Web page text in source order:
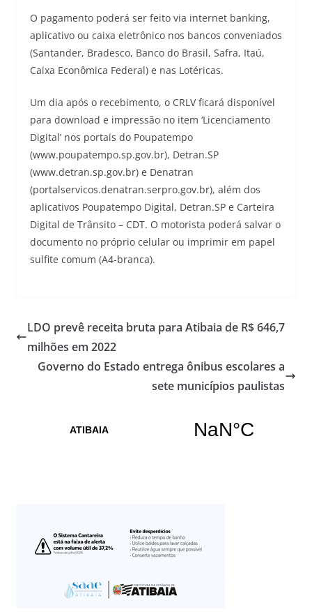
O pagamento poderá ser feito via internet banking,
aplicativo ou caixa eletrônico nos bancos conveniados
(Santander, Bradesco, Banco do Brasil, Safra, Itaú,
Caixa Econômica Federal) e nas Lotéricas.
Um dia após o recebimento, o CRLV ficará disponível
para download e impressão no item ‘Licenciamento
Digital’ nos portais do Poupatempo
(www.poupatempo.sp.gov.br), Detran.SP
(www.detran.sp.gov.br) e Denatran
(portalservicos.denatran.serpro.gov.br), além dos
aplicativos Poupatempo Digital, Detran.SP e Carteira
Digital de Trânsito – CDT. O motorista poderá salvar o
documento no próprio celular ou imprimir em papel
sulfite comum (A4-branca).
LDO prevê receita bruta para Atibaia de R$ 646,7
milhões em 2022
Governo do Estado entrega ônibus escolares a
sete municípios paulistas